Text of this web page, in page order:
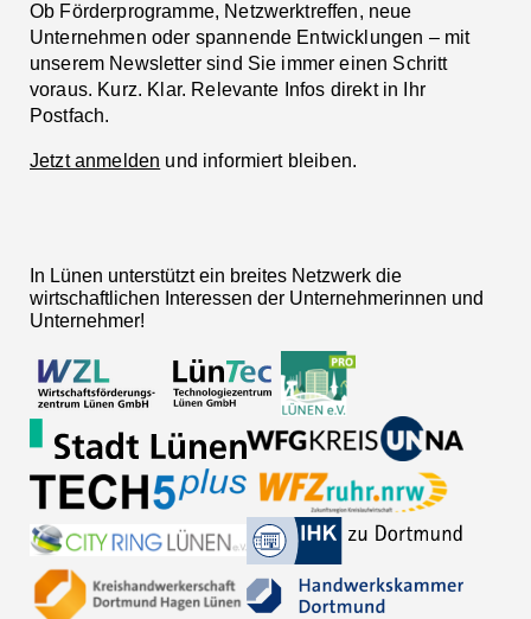
Ob Förderprogramme, Netzwerktreffen, neue
Unternehmen oder spannende Entwicklungen – mit
unserem Newsletter sind Sie immer einen Schritt
voraus. Kurz. Klar. Relevante Infos direkt in Ihr
Postfach.
Jetzt anmelden und informiert bleiben.
In Lünen unterstützt ein breites Netzwerk die
wirtschaftlichen Interessen der Unternehmerinnen und
Unternehmer!